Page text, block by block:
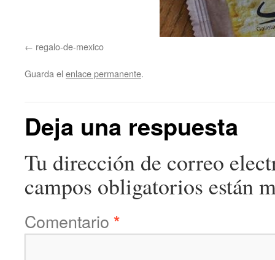
regalo-de-mexico
Guarda el enlace permanente.
Deja una respuesta
Tu dirección de correo
campos obligatorios están
Comentario *